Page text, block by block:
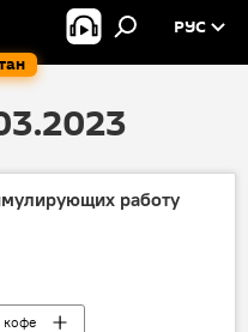
РУС
работу
кофе